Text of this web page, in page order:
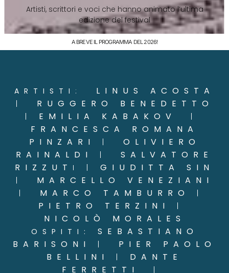
Artisti, scrittori e voci che hanno animato l’ultima
edizione del festival
A BREVE IL PROGRAMMA DEL 2026!
ARTISTI : LINUS ACOSTA
| RUGGERO BENEDETTO
| EMILIA KABAKOV |
FRANCESCA ROMANA
PINZARI
| OLIVIERO
RAINALDI
| SALVATORE
RIZZUT I | GIUDITTA SIN
| MARCELLO VENEZIANI
| MARCO TAMBURRO |
PIETRO TERZINI |
NICOLÒ MORALES
OSPITI: SEBASTIANO
BARISONI
| PIER PAOLO
BELLINI
| DANTE
FERRETTI
|